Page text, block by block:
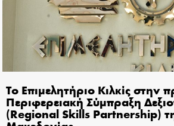
Το Επιμελητήριο Κιλκίς στην
Περιφερειακή Σύμπραξη
(Regional Skills Partnership)